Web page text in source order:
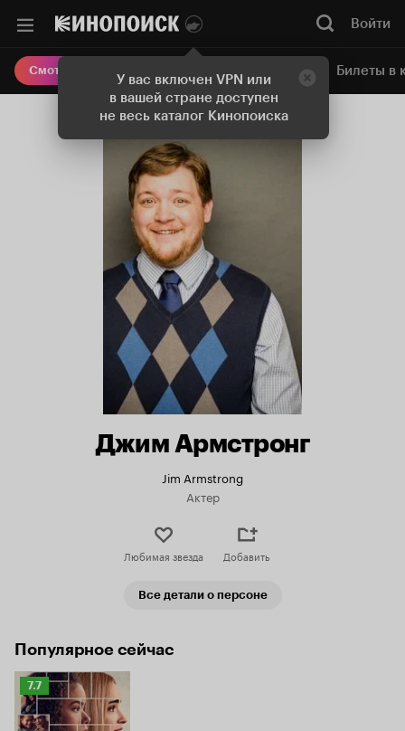
У вас включен VPN или
в вашей стране доступен
не весь каталог Кинопоиска
Войти
Смотреть кино Онлайн-кинотеатр Билеты в
Джим Армстронг
Jim Armstrong
Актер
Любимая звезда Добавить
Все детали о персоне
Популярное сейчас
Рейтинг
Кинопоиска
7.7
7.7